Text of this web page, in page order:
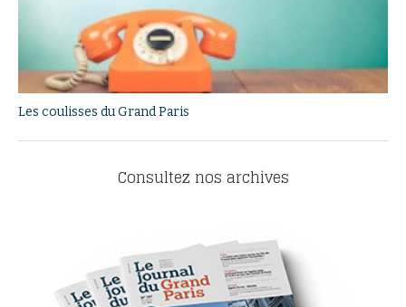
Les coulisses du Grand Paris
Consultez nos archives